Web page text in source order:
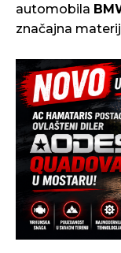
automobila
značajna